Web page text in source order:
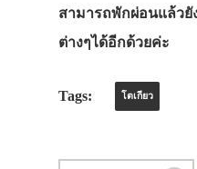
สามารถพักผ่อนแล้วยั
ต่างๆได้อีกด้วยค่ะ
Tags: โตเกียว